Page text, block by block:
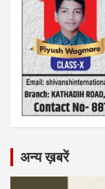
अन्य ख़बरें